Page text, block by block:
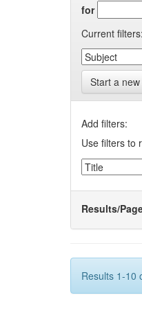
for
Current filters:
Start a
Add filters:
Use filters to
Results/
Results 1-10